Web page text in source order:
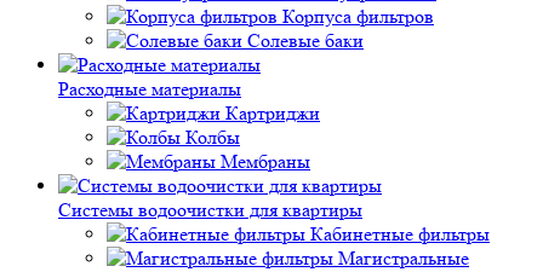
Корпуса фильтров
Солевые баки
Расходные материалы
Картриджи
Колбы
Мембраны
Системы водоочистки для квартиры
Кабинетные фильтры
Магистральные